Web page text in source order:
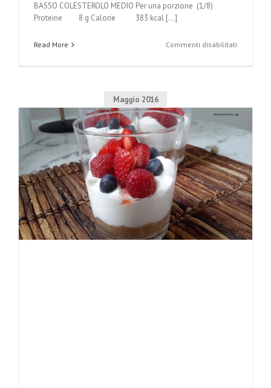
BASSO COLESTEROLO MEDIO Per una porzione (1/8)
Proteine 8 g Calorie 383 kcal [...]
Read More Commenti disabilitati
Maggio 2016